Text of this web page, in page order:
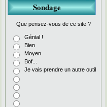
Sondage
Que pensez-vous de ce site ?
Génial !
Bien
Moyen
Bof...
Je vais prendre un autre outil